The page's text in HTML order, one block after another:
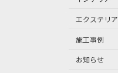
エクステリア
施工事例
お知らせ